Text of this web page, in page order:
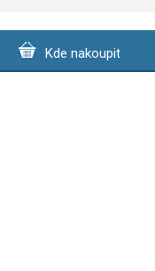
Kde nakoupit